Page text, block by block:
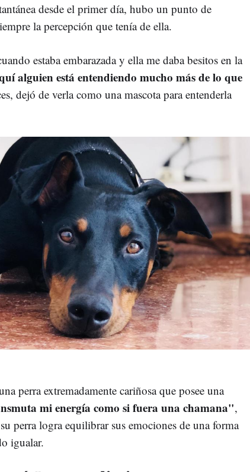
desde el primer día, hubo un punto de
la percepción que tenía de ella.
estaba embarazada y ella me daba besitos en la
alguien está entendiendo mucho más de lo que
dejó de verla como una mascota para entenderla
perra extremadamente cariñosa que posee una
mi energía como si fuera una chamana",
perra logra equilibrar sus emociones de una forma
igualar.